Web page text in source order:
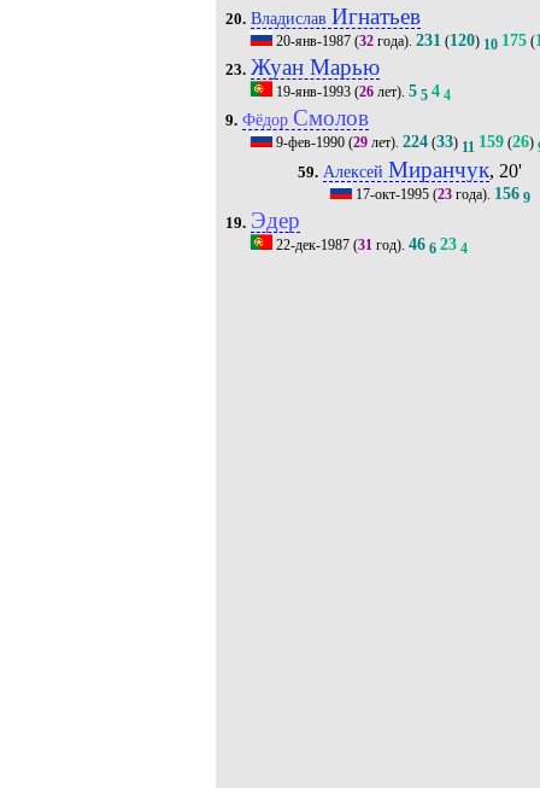
20. Владислав Игнатьев
20-янв-1987(32года). 231 (120) 10 175(
23. Жуан Марью
19-янв-1993(26лет). 5 5 4 4
9. Фёдор Смолов
9-фев-1990(29лет). 224(33) 11 159(26)
59. Алексей Миранчук, 20'
17-окт-1995 (23 года). 156 9
19. Эдер
22-дек-1987(31год). 46 6 23 4